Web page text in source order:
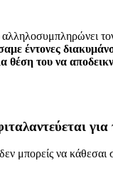
έντονες
θέση του να
για
μπορείς να